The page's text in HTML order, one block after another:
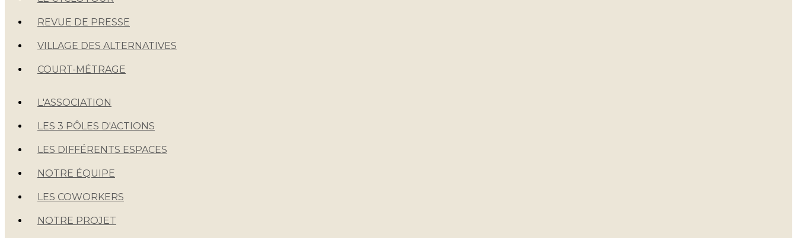
REVUE DE PRESSE
VILLAGE DES ALTERNATIVES
COURT-MÉTRAGE
L'ASSOCIATION
LES 3 PÔLES D'ACTIONS
LES DIFFÉRENTS ESPACES
NOTRE ÉQUIPE
LES COWORKERS
NOTRE PROJET